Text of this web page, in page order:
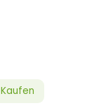
Kaufen